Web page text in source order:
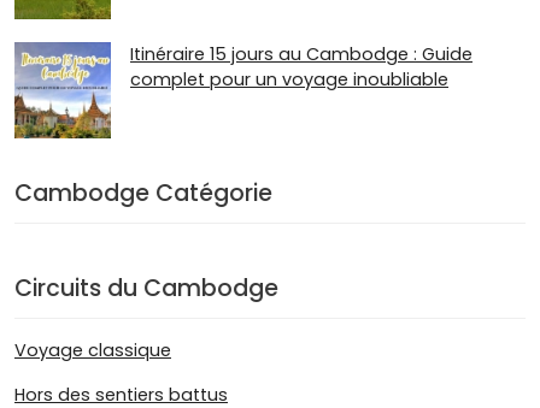
Itinéraire 15 jours au Cambodge : Guide
complet pour un voyage inoubliable
Cambodge Catégorie
Circuits du Cambodge
Voyage classique
Hors des sentiers battus